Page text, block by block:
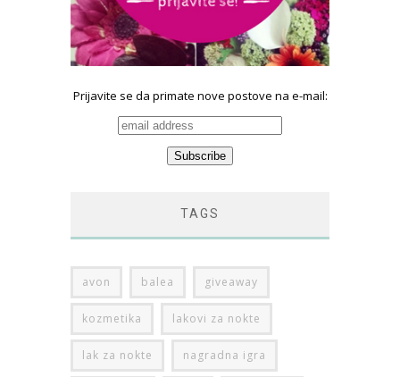
Prijavite se da primate nove postove na e-mail:
TAGS
avon balea giveaway
kozmetika lakovi za nokte
lak za nokte nagradna igra